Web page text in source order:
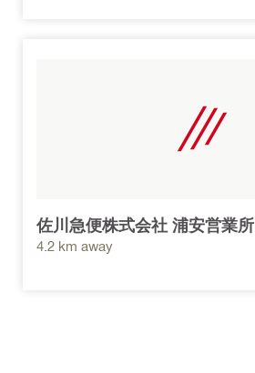
佐川急便株式会社 浦安営業所
4.2 km away